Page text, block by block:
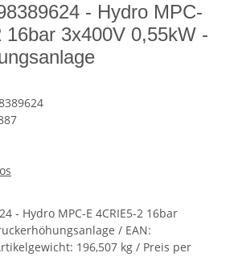
- Hydro MPC-
16bar 3x400V 0,55kW -
- Hydro MPC-E 4CRIE5-2 16bar
/ EAN:
196,507 kg / Preis per